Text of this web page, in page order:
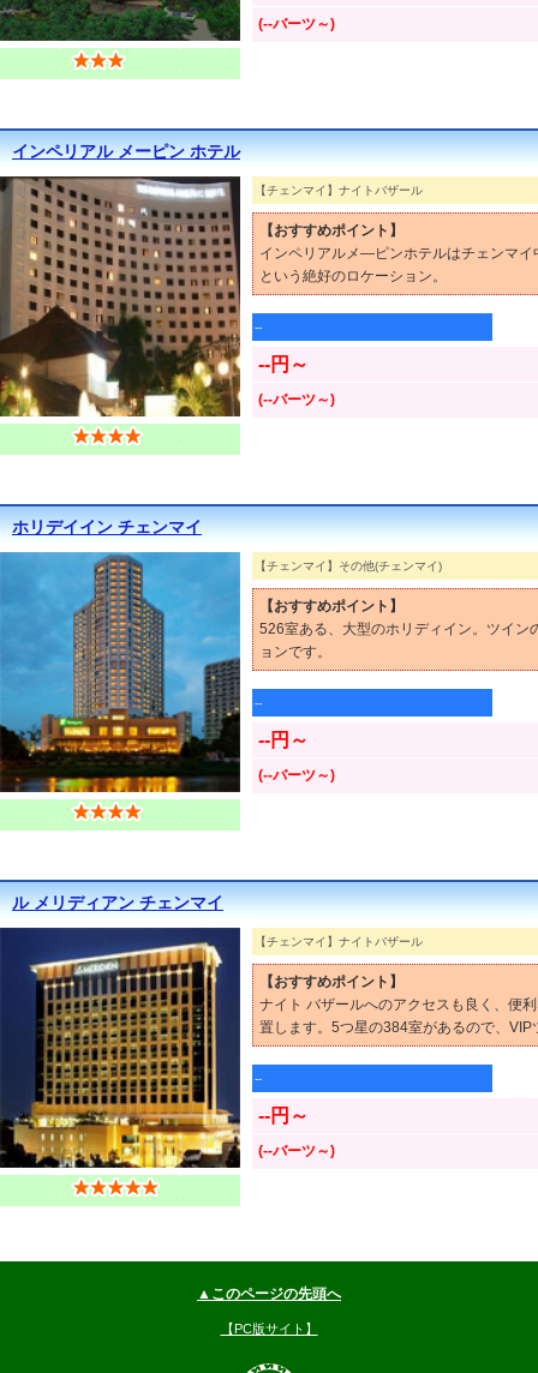
(--バーツ～)
インペリアル メーピン ホテル
【チェンマイ】ナイトバザール
【おすすめポイント】
インペリアルメ―ピンホテルはチェンマ
という絶好のロケーション。
--
--円～
(--バーツ～)
ホリデイイン チェンマイ
【チェンマイ】その他(チェンマイ)
【おすすめポイント】
526室ある、大型のホリディイン。ツイン
ョンです。
--
--円～
(--バーツ～)
ル メリディアン チェンマイ
【チェンマイ】ナイトバザール
【おすすめポイント】
ナイト バザールへのアクセスも良く、便
置します。5つ星の384室があるので、
--
--円～
(--バーツ～)
▲このページの先頭へ
【PC版サイト】